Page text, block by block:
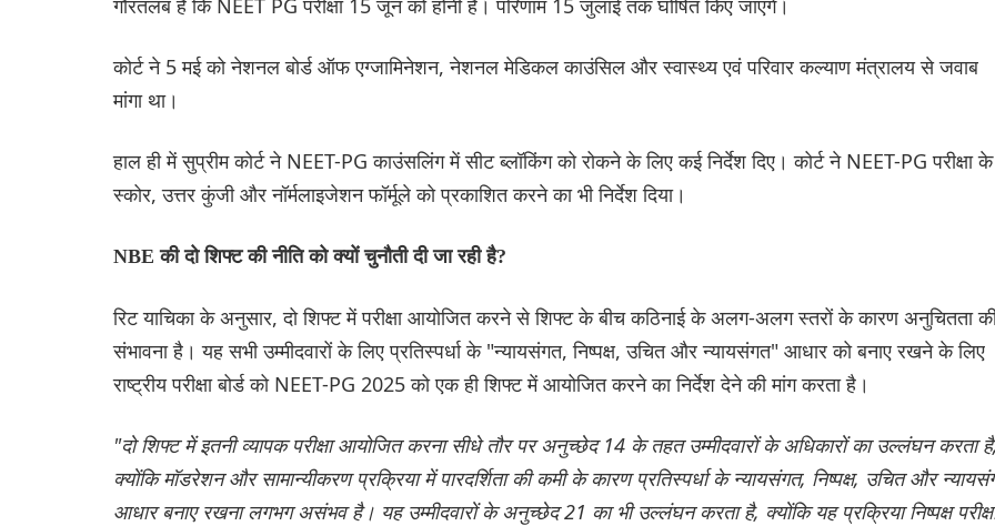
कोर्ट ने 5 मई को नेशनल बोर्ड ऑफ एग्जामिनेशन, नेशनल मेडिकल काउंसिल और स्वास्थ्य एवं परिवार कल्याण मंत्रालय से जवाब
मांगा था।
हाल ही में सुप्रीम कोर्ट ने NEET-PG काउंसलिंग में सीट ब्लॉकिंग को रोकने के लिए कई निर्देश दिए। कोर्ट ने NEET-PG परीक्षा के
स्कोर, उत्तर कुंजी और नॉर्मलाइजेशन फॉर्मूले को प्रकाशित करने का भी निर्देश दिया।
NBE की दो शिफ्ट की नीति को क्यों चुनौती दी जा रही है?
रिट याचिका के अनुसार, दो शिफ्ट में परीक्षा आयोजित करने से शिफ्ट के बीच कठिनाई के अलग-अलग स्तरों के कारण अनुचितता
संभावना है। यह सभी उम्मीदवारों के लिए प्रतिस्पर्धा के "न्यायसंगत, निष्पक्ष, उचित और न्यायसंगत" आधार को बनाए रखने के लिए
राष्ट्रीय परीक्षा बोर्ड को NEET-PG 2025 को एक ही शिफ्ट में आयोजित करने का निर्देश देने की मांग करता है।
"दो शिफ्ट में इतनी व्यापक परीक्षा आयोजित करना सीधे तौर पर अनुच्छेद 14 के तहत उम्मीदवारों के अधिकारों का उल्लंघन करता
क्योंकि मॉडरेशन और सामान्यीकरण प्रक्रिया में पारदर्शिता की कमी के कारण प्रतिस्पर्धा के न्यायसंगत, निष्पक्ष, उचित और
आधार बनाए रखना लगभग असंभव है। यह उम्मीदवारों के अनुच्छेद 21 का भी उल्लंघन करता है, क्योंकि यह प्रक्रिया निष्पक्ष